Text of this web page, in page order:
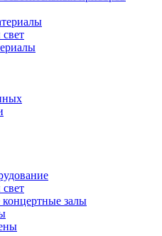
залы